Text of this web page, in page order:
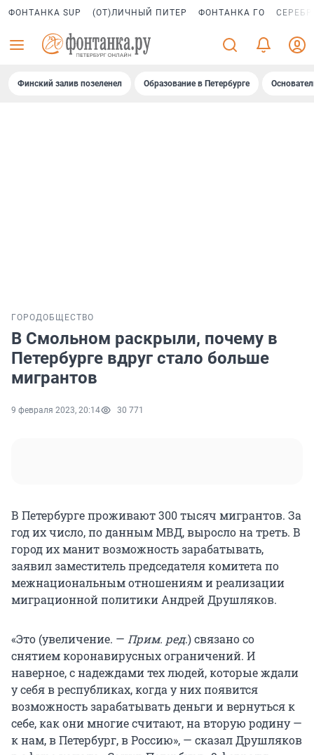
ФОНТАНКА SUP (ОТ)ЛИЧНЫЙ ПИТЕР ФОНТАНКА ГО
Финский залив позеленел Образование в Петербурге
ГОРОДОБЩЕСТВО
В Смольном раскрыли, почему в
Петербурге вдруг стало больше
мигрантов
9 февраля 2023, 20:14 30 771
В Петербурге проживают 300 тысяч мигрантов. За
год их число, по данным МВД, выросло на треть. В
город их манит возможность зарабатывать,
заявил заместитель председателя комитета по
межнациональным отношениям и реализации
миграционной политики Андрей Друшляков.
«Это (увеличение. — Прим. ред.) связано со
снятием коронавирусных ограничений. И
наверное, с надеждами тех людей, которые ждали
у себя в республиках, когда у них появится
возможность зарабатывать деньги и вернуться к
себе, как они многие считают, на вторую родину —
к нам, в Петербург, в Россию», — сказал Друшляков